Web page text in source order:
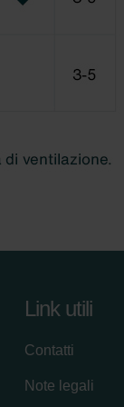
Link utili
Contatti
Note legali